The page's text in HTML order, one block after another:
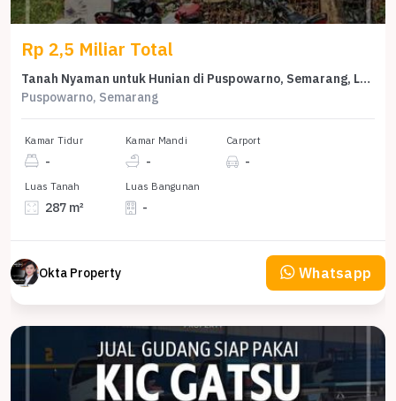
Rp 2,5 Miliar Total
Tanah Nyaman untuk Hunian di Puspowarno, Semarang, Luas 287m²
Puspowarno, Semarang
Kamar Tidur
-
Kamar Mandi
-
Carport
-
Luas Tanah
287 m²
Luas Bangunan
-
Okta Property Whatsapp